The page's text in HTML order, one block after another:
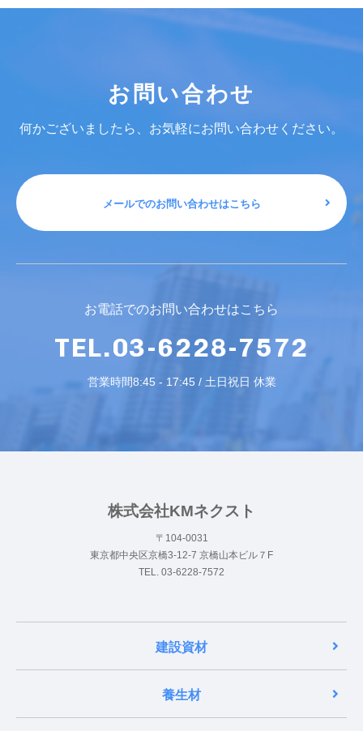
お問い合わせ
何かございましたら、お気軽にお問い合わせください。
メールでのお問い合わせはこちら
お電話でのお問い合わせはこちら
TEL.03-6228-7572
営業時間8:45 - 17:45 / 土日祝日 休業
株式会社KMネクスト
〒104-0031
東京都中央区京橋3-12-7 京橋山本ビル７F
TEL. 03-6228-7572
建設資材
養生材